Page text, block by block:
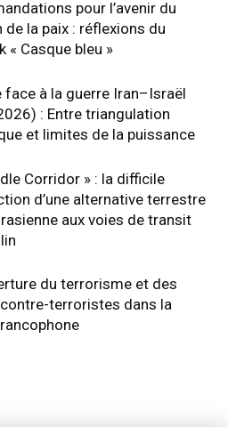
pour l’avenir du
de la paix : réflexions du
« Casque bleu »
face à la guerre Iran–Israël
: Entre triangulation
et limites de la puissance
Corridor » : la difficile
d’une alternative terrestre
aux voies de transit
du terrorisme et des
terroristes dans la